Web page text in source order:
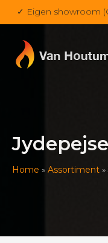
✓ Eigen showroom
Home » Assortiment »